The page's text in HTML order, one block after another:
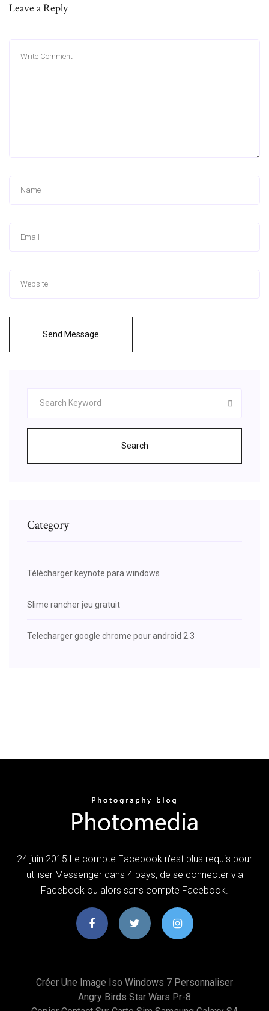
Leave a Reply
Send Message
Search
Category
Télécharger keynote para windows
Slime rancher jeu gratuit
Telecharger google chrome pour android 2.3
24 juin 2015 Le compte Facebook n'est plus requis pour
utiliser Messenger dans 4 pays, de se connecter via
Facebook ou alors sans compte Facebook.
Créer Une Image Iso Windows 7 Personnaliser
Angry Birds Star Wars Pr-8